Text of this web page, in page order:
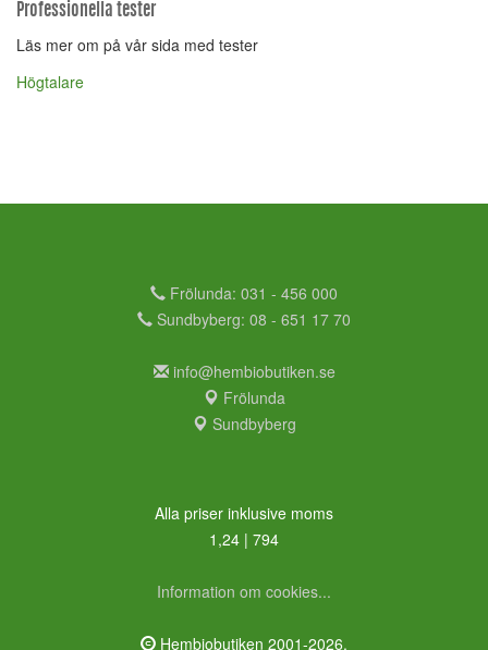
Professionella tester
Läs mer om på vår sida med tester
Högtalare
Frölunda: 031 - 456 000
Sundbyberg: 08 - 651 17 70
info@hembiobutiken.se
Frölunda
Sundbyberg
Alla priser inklusive moms
1,24 | 794
Information om cookies...
Hembiobutiken 2001-2026.